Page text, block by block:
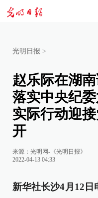
光明日报 >
赵乐际在湖
落实中央纪
实际行动迎
开
来源： 光明网-《光明日报》
2022-04-13 04:33
新华社长沙4月12日